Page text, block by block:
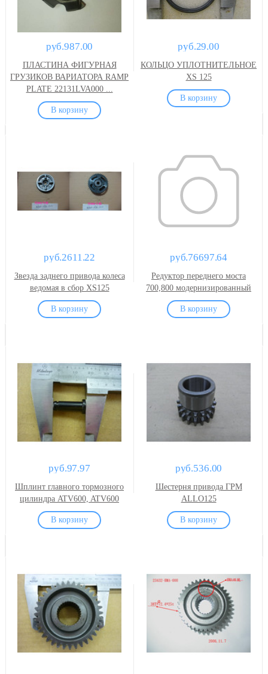
руб.987.00
ПЛАСТИНА ФИГУРНАЯ
ГРУЗИКОВ ВАРИАТОРА RAMP
PLATE 22131LVA000 ...
руб.29.00
КОЛЬЦО УПЛОТНИТЕЛЬНОЕ
XS 125
руб.2611.22
Звезда заднего привода колеса
ведомая в сбор XS125
руб.76697.64
Редуктор переднего моста
700,800 модернизированный
руб.97.97
Шплинт главного тормозного
цилиндра ATV600, ATV600
руб.536.00
Шестерня привода ГРМ
ALLO125